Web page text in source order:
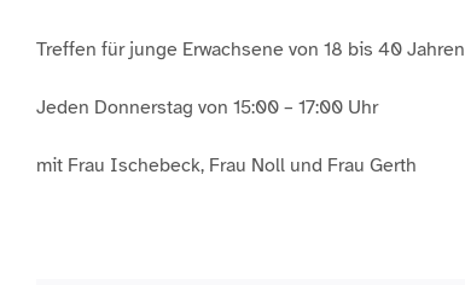
Treffen für junge Erwachsene von 18 bis 40 Jahren
Jeden Donnerstag von 15:00 – 17:00 Uhr
mit Frau Ischebeck, Frau Noll und Frau Gerth